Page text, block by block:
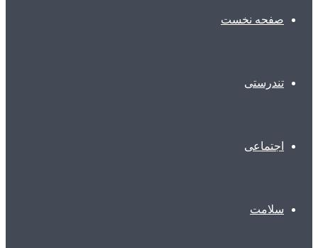
صفحه نخست
تندرستی
اجتماعی
سلامت